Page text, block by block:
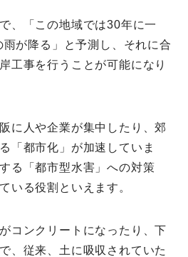
、「この地域では30年に一
が降る」と予測し、それに合
工事を行うことが可能になり
に人や企業が集中したり、郊
「都市化」が加速していま
る「都市型水害」への対策
いる役割といえます。
コンクリートになったり、下
、従来、土に吸収されていた